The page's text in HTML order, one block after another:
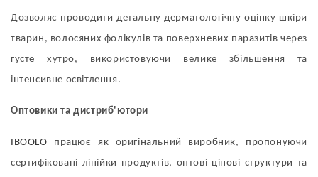
Дозволяє проводити детальну дерматологічну оцінку шкіри
тварин, волосяних фолікулів та поверхневих паразитів через
густе хутро, використовуючи велике збільшення та
інтенсивне освітлення.
Оптовики та дистриб'ютори
IBOOLO працює як оригінальний виробник, пропонуючи
сертифіковані лінійки продуктів, оптові цінові структури та